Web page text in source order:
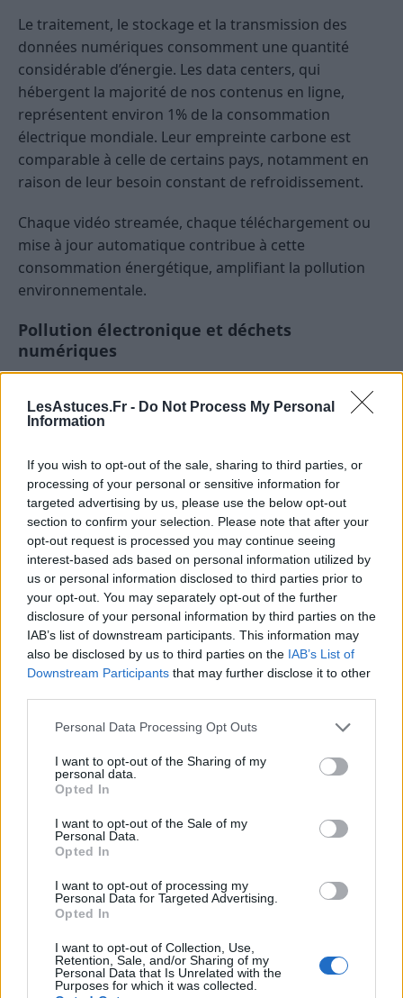
LesAstuces.Fr - Do Not Process My Personal
Information
If you wish to opt-out of the sale, sharing to third parties, or
processing of your personal or sensitive information for
targeted advertising by us, please use the below opt-out
section to confirm your selection. Please note that after your
opt-out request is processed you may continue seeing
interest-based ads based on personal information utilized by
us or personal information disclosed to third parties prior to
your opt-out. You may separately opt-out of the further
disclosure of your personal information by third parties on the
IAB’s list of downstream participants. This information may
also be disclosed by us to third parties on the IAB’s List of
Downstream Participants that may further disclose it to other
Personal Data Processing Opt Outs
I want to opt-out of the Sharing of my
personal data.
Opted In
I want to opt-out of the Sale of my
Personal Data.
Opted In
I want to opt-out of processing my
Personal Data for Targeted Advertising.
Opted In
I want to opt-out of Collection, Use,
Retention, Sale, and/or Sharing of my
Personal Data that Is Unrelated with the
Purposes for which it was collected.
Le traitement, le stockage et la transmission des
données numériques consomment une quantité
considérable d’énergie. Les data centers, qui
hébergent la majorité de nos contenus en ligne,
représentent environ 1% de la consommation
électrique mondiale. Leur empreinte carbone est
comparable à celle de certains pays, notamment en
raison de leur besoin constant de refroidissement.
Chaque vidéo streamée, chaque téléchargement ou
mise à jour automatique contribue à cette
consommation énergétique, amplifiant la pollution
environnementale.
Pollution électronique et déchets
numériques
électroniques, souvent motivé par l’obsolescence
déchets électroniques.
Les composants électroniques contiennent des
substances toxiques, qui peuvent polluer les sols
et l’eau si elles ne sont pas correctement
recyclées.
Comment réduire son impact face
au bruit numérique ?
Adopter des comportements responsables
Limiter le nombre d’appareils connectés et
désactiver les notifications non essentielles.
réguliers, notamment en soirée ou pendant le
week-end.
Préférer le téléchargement de contenus pour une
consommation hors ligne, afin de réduire la
Mettre en place des routines numériques pour
éviter la surcharge d’informations, comme la
gestion des emails ou des flux RSS.
Optimiser l’utilisation des appareils et des